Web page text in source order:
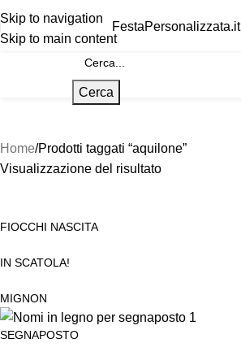
Skip to navigation
Skip to main content
FestaPersonalizzata.it
Cerca
Home Prodotti taggati “aquilone”
Visualizzazione del risultato
FIOCCHI NASCITA
IN SCATOLA!
MIGNON
SEGNAPOSTO